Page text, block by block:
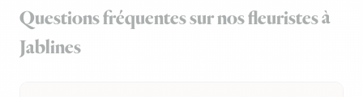
Questions fréquentes sur nos fleuristes à
Jablines